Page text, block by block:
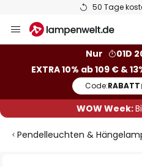
50 Tage
Inhalt
Nur
01D
EXTRA 10% ab 109 € &
Code:RABATT
WOW Week:
Pendelleuchten &